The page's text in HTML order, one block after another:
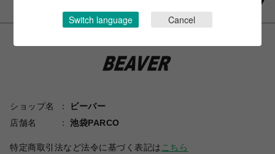
ショップ名
ビーバー
店舗名
池袋PARCO
特定商取引法など法令に基づく表記は こちら
Switch language Cancel